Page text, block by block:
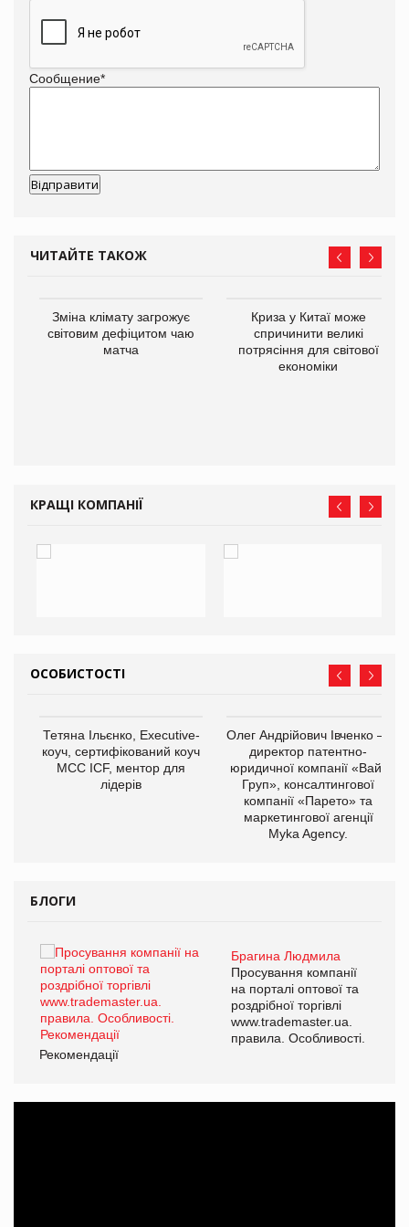
Сообщение*
ЧИТАЙТЕ ТАКОЖ
Зміна клімату загрожує
світовим дефіцитом чаю
матча
Криза у Китаї може
спричинити великі
потрясіння для світової
економіки
КРАЩІ КОМПАНІЇ
ОСОБИСТОСТІ
Тетяна Ільєнко, Executive-
коуч, сертифікований коуч
МСС ICF, ментор для
лідерів
Олег Андрійович Івченко —
директор патентно-
юридичної компанії «Вайз
Груп», консалтингової
компанії «Парето» та
маркетингової агенції
Myka Agency.
БЛОГИ
Брагина Людмила
Просування компанії
на порталі оптової та
роздрібної торгівлі
www.trademaster.ua.
правила. Особливості.
Рекомендації